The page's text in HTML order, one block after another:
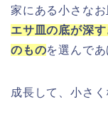
家にある小さなお
エサ皿の底が深
のものを選んであ
成長して、小さ